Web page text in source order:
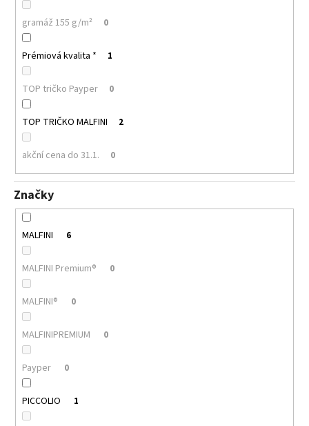
gramáž 155 g/m² 0
Prémiová kvalita * 1
TOP tričko Payper 0
TOP TRIČKO MALFINI 2
akční cena do 31.1. 0
Značky
MALFINI 6
MALFINI Premium® 0
MALFINI® 0
MALFINIPREMIUM 0
Payper 0
PICCOLIO 1